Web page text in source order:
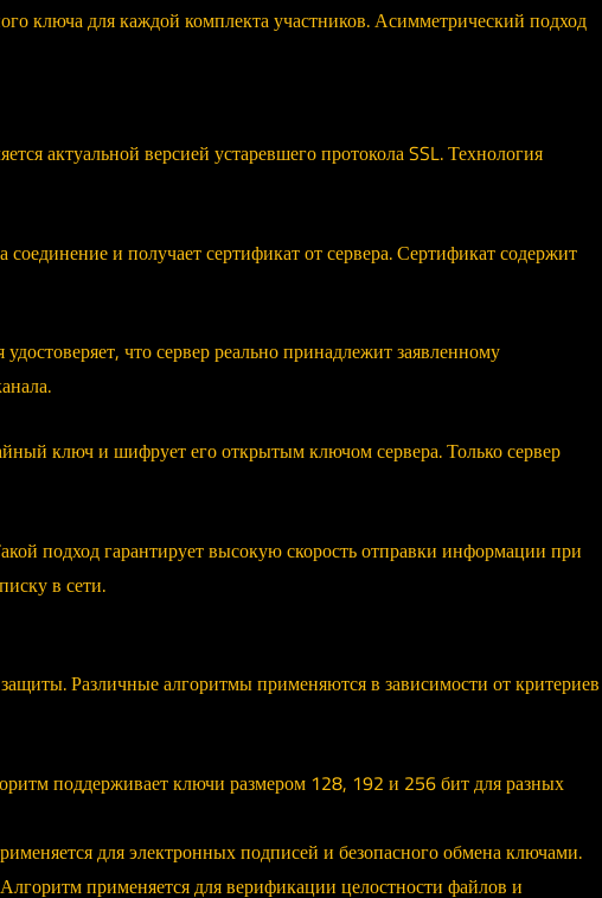
ключа для каждой комплекта участников. Асимметрический подход
актуальной версией устаревшего протокола SSL. Технология
и получает сертификат от сервера. Сертификат содержит
что сервер реально принадлежит заявленному
ключ и шифрует его открытым ключом сервера. Только сервер
подход гарантирует высокую скорость отправки информации при
в сети.
Различные алгоритмы применяются в зависимости от критериев
поддерживает ключи размером 128, 192 и 256 бит для разных
для электронных подписей и безопасного обмена ключами.
применяется для верификации целостности файлов и